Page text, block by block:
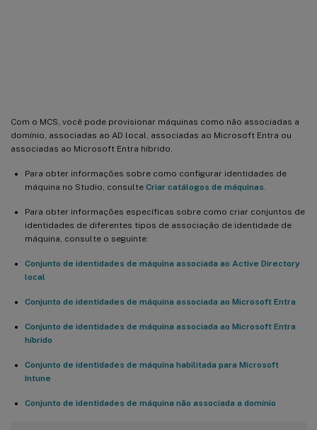
Com o MCS, você pode provisionar máquinas como não associadas a
domínio, associadas ao AD local, associadas ao Microsoft Entra ou
associadas ao Microsoft Entra híbrido.
Para obter informações sobre como configurar identidades de
máquina no Studio, consulte Criar catálogos de máquinas
Para obter informações específicas sobre como criar conjuntos de
identidades de diferentes tipos de associação de identidade de
máquina, consulte o seguinte:
Conjunto de identidades de máquina associada ao Active Directory
local
Conjunto de identidades de máquina associada ao Microsoft Entra
Conjunto de identidades de máquina associada ao Microsoft Entra
híbrido
Conjunto de identidades de máquina habilitada para Microsoft
Intune
Conjunto de identidades de máquina não associada a domínio